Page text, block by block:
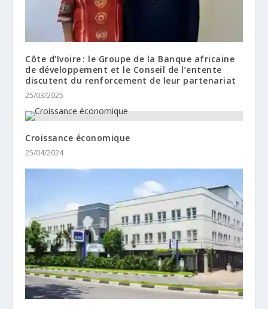
Côte d’Ivoire : le Groupe de la Banque africaine
de développement et le Conseil de l’entente
discutent du renforcement de leur partenariat
25/03/2025
Croissance économique
25/04/2024